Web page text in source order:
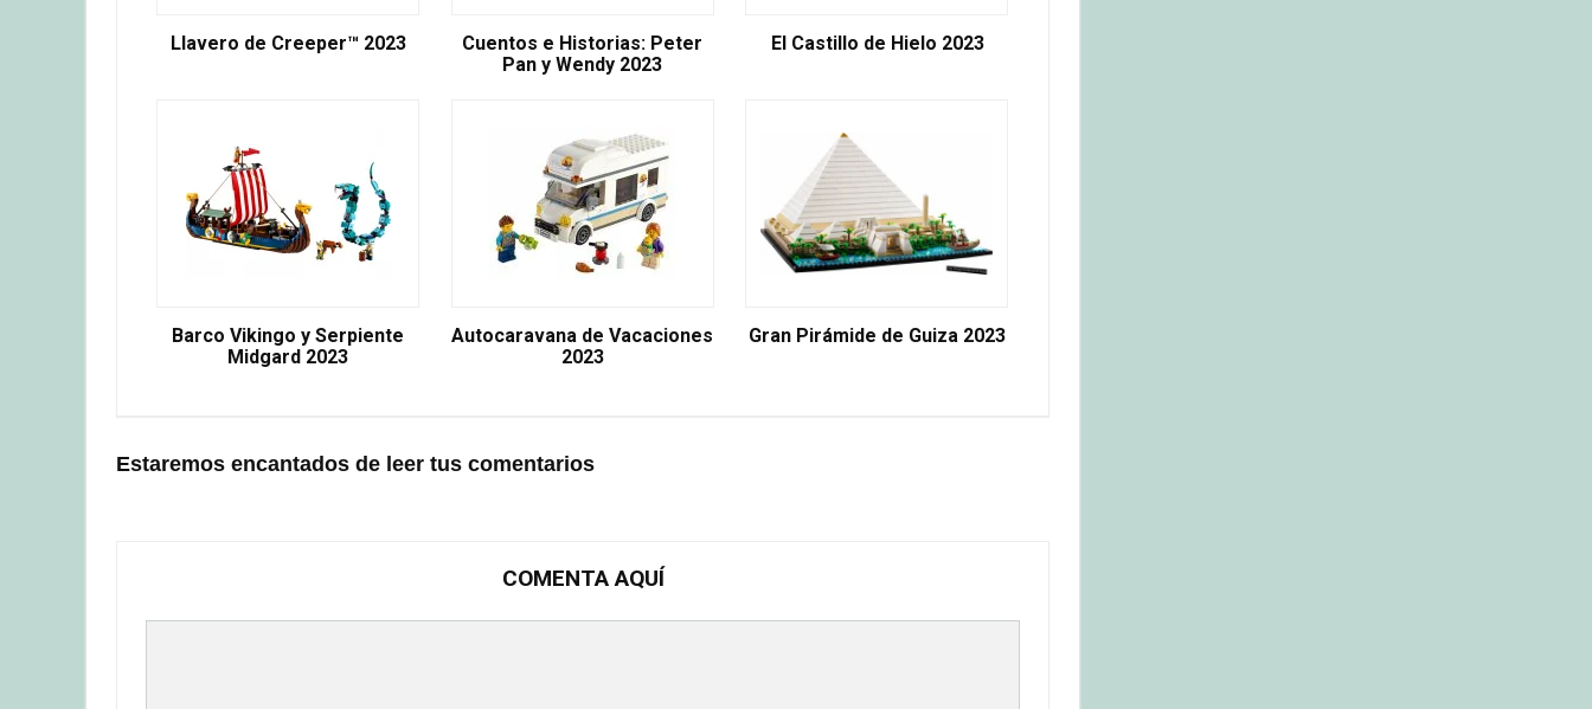
Llavero de Creeper™ 2023
Cuentos e Historias: Peter
Pan y Wendy 2023
El Castillo de Hielo 2023
Barco Vikingo y Serpiente
Midgard 2023
Autocaravana de Vacaciones
2023
Gran Pirámide de Guiza 2023
Estaremos encantados de leer tus comentarios
COMENTA AQUÍ